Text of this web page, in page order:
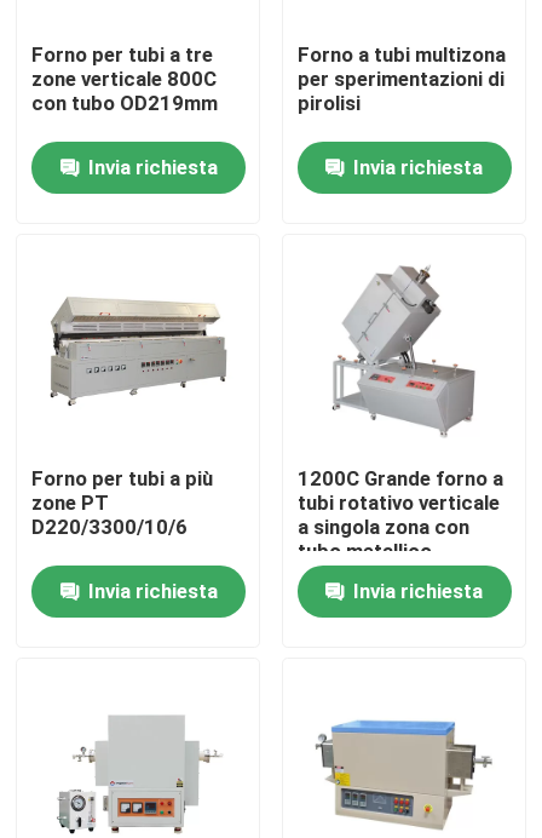
Su di noi
Controllo della qualità
Chiedi un preventivo
Forno a tubi ad alta temperatura
Forno a muffle ad alta temperatura
Forno per tubi a tre
zone verticale 800C
con tubo OD219mm
Invia richiesta
Forno a tubi multizona
per sperimentazioni di
pirolisi
Invia richiesta
Forno per tubi a più
zone PT
D220/3300/10/6
Invia richiesta
1200C Grande forno a
tubi rotativo verticale
a singola zona con
tubo metallico
OD300mm
Invia richiesta